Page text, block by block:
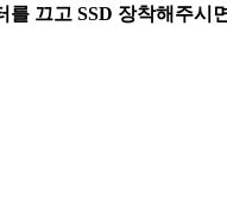
끄고 SSD 장착해주시